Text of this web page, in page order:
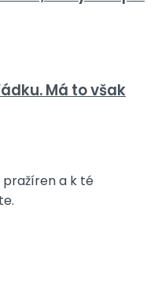
Má to však
a k té